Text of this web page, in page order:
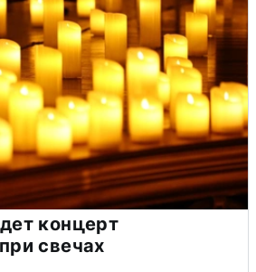
концерт
свечах